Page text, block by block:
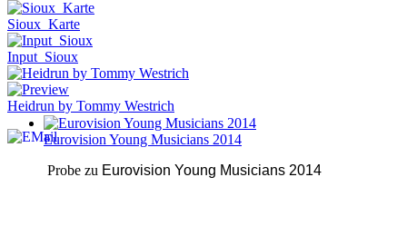
Eurovision Young Musicians 2014
Probe zu Eurovision Young Musicians 2014
Sioux_Karte
Input_Sioux
Heidrun by Tommy Westrich